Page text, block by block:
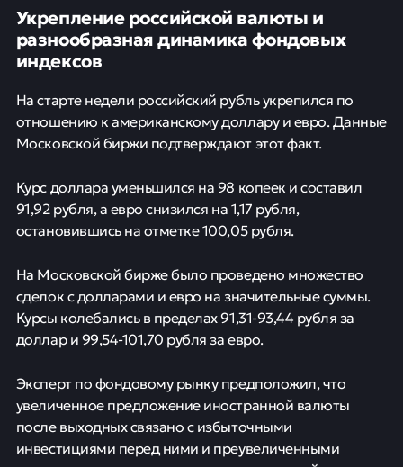
Укрепление российской валюты и
разнообразная динамика фондовых
индексов
На старте недели российский рубль укрепился по
отношению к американскому доллару и евро. Данные
Московской биржи подтверждают этот факт.
Курс доллара уменьшился на 98 копеек и составил
91,92 рубля, а евро снизился на 1,17 рубля,
остановившись на отметке 100,05 рубля.
На Московской бирже было проведено множество
сделок с долларами и евро на значительные суммы.
Курсы колебались в пределах 91,31-93,44 рубля за
доллар и 99,54-101,70 рубля за евро.
Эксперт по фондовому рынку предположил, что
увеличенное предложение иностранной валюты
после выходных связано с избыточными
инвестициями перед ними и преувеличенными